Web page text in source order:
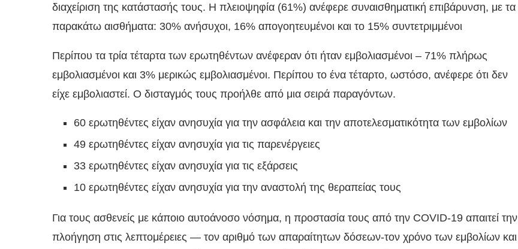
διαχείριση της κατάστασής τους. Η πλειοψηφία (61%) ανέφερε συναισθηματική επιβάρυνση, με τα
παρακάτω αισθήματα: 30% ανήσυχοι, 16% απογοητευμένοι και το 15% συντετριμμένοι
Περίπου τα τρία τέταρτα των ερωτηθέντων ανέφεραν ότι ήταν εμβολιασμένοι – 71% πλήρως
εμβολιασμένοι και 3% μερικώς εμβολιασμένοι. Περίπου το ένα τέταρτο, ωστόσο, ανέφερε ότι δεν
είχε εμβολιαστεί. Ο δισταγμός τους προήλθε από μια σειρά παραγόντων.
60 ερωτηθέντες είχαν ανησυχία για την ασφάλεια και την αποτελεσματικότητα των εμβολίων
49 ερωτηθέντες είχαν ανησυχία για τις παρενέργειες
33 ερωτηθέντες είχαν ανησυχία για τις εξάρσεις
10 ερωτηθέντες είχαν ανησυχία για την αναστολή της θεραπείας τους
Για τους ασθενείς με κάποιο αυτοάνοσο νόσημα, η προστασία τους από την COVID-19 απαιτεί την
πλοήγηση στις λεπτομέρειες — τον αριθμό των απαραίτητων δόσεων-τον χρόνο των εμβολίων και